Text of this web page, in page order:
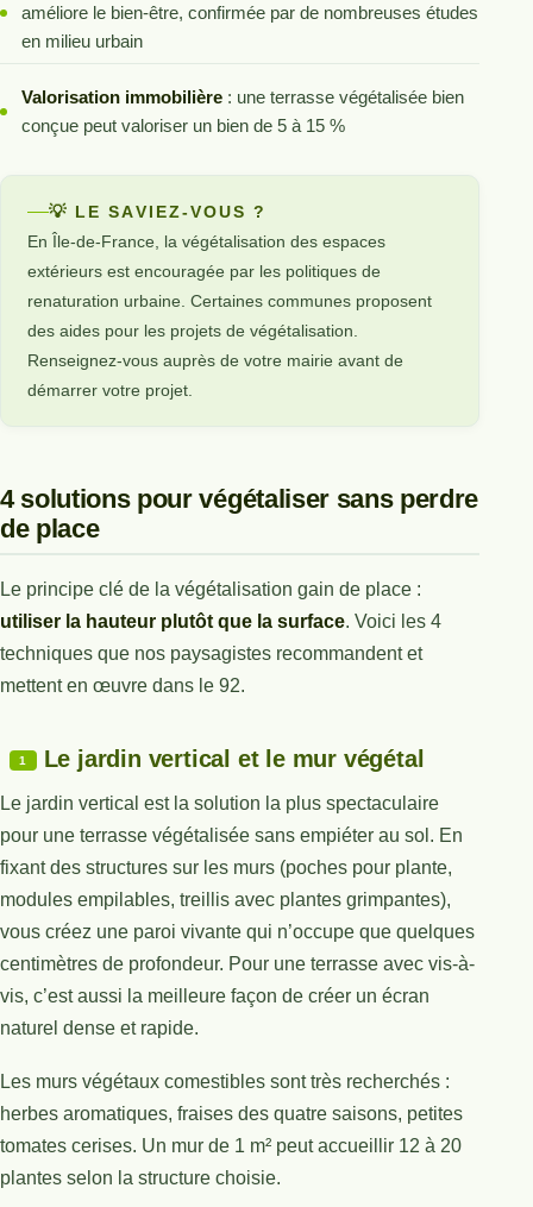
améliore le bien-être, confirmée par de nombreuses études
en milieu urbain
Valorisation immobilière: une terrasse végétalisée bien
conçue peut valoriser un bien de 5 à 15 %
💡 LE SAVIEZ-VOUS ?
En Île-de-France, la végétalisation des espaces
extérieurs est encouragée par les politiques de
renaturation urbaine. Certaines communes proposent
des aides pour les projets de végétalisation.
Renseignez-vous auprès de votre mairie avant de
démarrer votre projet.
4 solutions pour végétaliser sans perdre
de place
Le principe clé de la végétalisation gain de place :
utiliser la hauteur plutôt que la surface. Voici les 4
techniques que nos paysagistes recommandent et
mettent en œuvre dans le 92.
1 Le jardin vertical et le mur végétal
Le jardin vertical est la solution la plus spectaculaire
pour une terrasse végétalisée sans empiéter au sol. En
fixant des structures sur les murs (poches pour plante,
modules empilables, treillis avec plantes grimpantes),
vous créez une paroi vivante qui n’occupe que quelques
centimètres de profondeur. Pour une terrasse avec vis-à-
vis, c’est aussi la meilleure façon de créer un écran
naturel dense et rapide.
Les murs végétaux comestibles sont très recherchés :
herbes aromatiques, fraises des quatre saisons, petites
tomates cerises. Un mur de 1 m² peut accueillir 12 à 20
plantes selon la structure choisie.